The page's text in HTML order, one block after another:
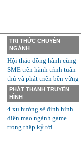
TRI THỨC CHUYÊN
NGÀNH
Hội thảo đồng hành cùng
SME trên hành trình tuân
thủ và phát triển bền vững
PHÁT THANH TRUYỀN
HÌNH
4 xu hướng sẽ định hình
diện mạo ngành game
trong thập kỷ tới